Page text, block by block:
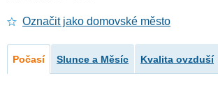
Označit jako domovské město
Počasí Slunce a Měsíc Kvalita ovzduší